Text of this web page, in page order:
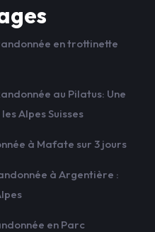
en trottinette
au Pilatus: Une
Alpes Suisses
à Mafate sur 3 jours
à Argentière :
en Parc